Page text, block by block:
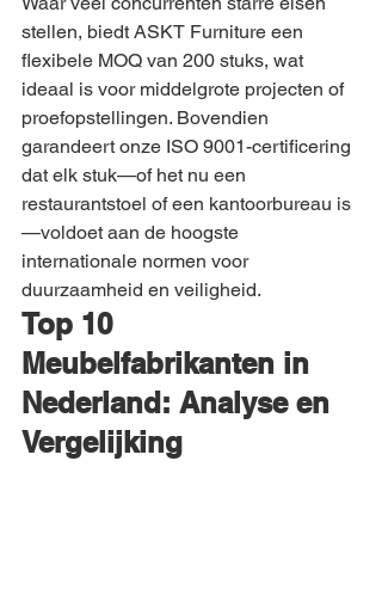
stellen, biedt ASKT Furniture een
flexibele MOQ van 200 stuks, wat
ideaal is voor middelgrote projecten of
proefopstellingen. Bovendien
garandeert onze ISO 9001-certificering
dat elk stuk—of het nu een
restaurantstoel of een kantoorbureau is
—voldoet aan de hoogste
internationale normen voor
duurzaamheid en veiligheid.
Top 10
Meubelfabrikanten in
Nederland: Analyse en
Vergelijking